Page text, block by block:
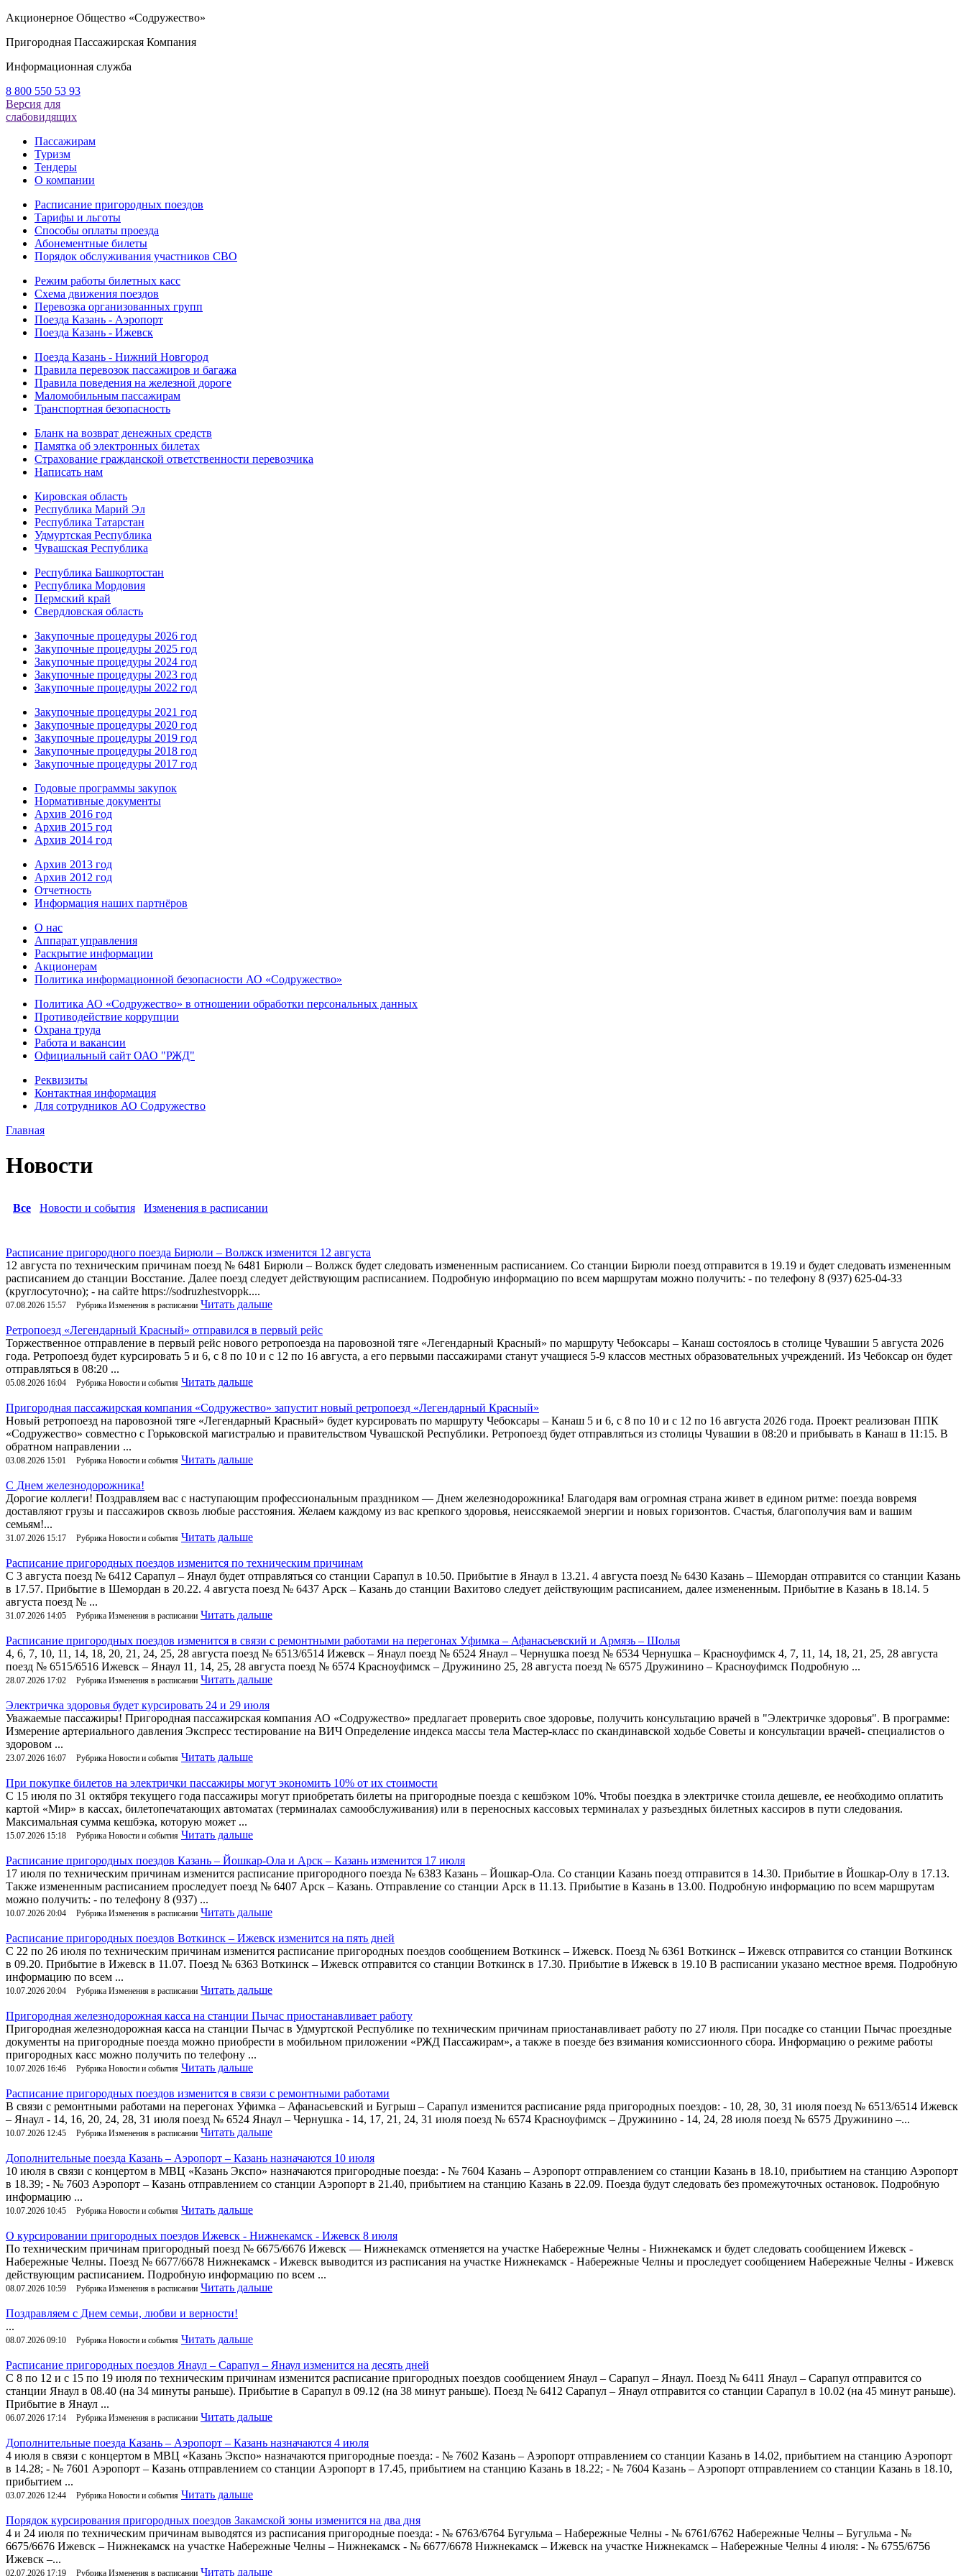
Акционерное Общество «Содружество»
Пригородная Пассажирская Компания
Информационная служба
8 800 550 53 93
Версия для
слабовидящих
Пассажирам
Туризм
Тендеры
О компании
Расписание пригородных поездов
Тарифы и льготы
Способы оплаты проезда
Абонементные билеты
Порядок обслуживания участников СВО
Режим работы билетных касс
Схема движения поездов
Перевозка организованных групп
Поезда Казань - Аэропорт
Поезда Казань - Ижевск
Поезда Казань - Нижний Новгород
Правила перевозок пассажиров и багажа
Правила поведения на железной дороге
Маломобильным пассажирам
Транспортная безопасность
Бланк на возврат денежных средств
Памятка об электронных билетах
Страхование гражданской ответственности перевозчика
Написать нам
Кировская область
Республика Марий Эл
Республика Татарстан
Удмуртская Республика
Чувашская Республика
Республика Башкортостан
Республика Мордовия
Пермский край
Свердловская область
Закупочные процедуры 2026 год
Закупочные процедуры 2025 год
Закупочные процедуры 2024 год
Закупочные процедуры 2023 год
Закупочные процедуры 2022 год
Закупочные процедуры 2021 год
Закупочные процедуры 2020 год
Закупочные процедуры 2019 год
Закупочные процедуры 2018 год
Закупочные процедуры 2017 год
Годовые программы закупок
Нормативные документы
Архив 2016 год
Архив 2015 год
Архив 2014 год
Архив 2013 год
Архив 2012 год
Отчетность
Информация наших партнёров
О нас
Аппарат управления
Раскрытие информации
Акционерам
Политика информационной безопасности АО «Содружество»
Политика АО «Содружество» в отношении обработки персональных данных
Противодействие коррупции
Охрана труда
Работа и вакансии
Официальный сайт ОАО "РЖД"
Реквизиты
Контактная информация
Для сотрудников АО Содружество
Главная
Новости
Все Новости и события Изменения в расписании
Расписание пригородного поезда Бирюли – Волжск изменится 12 августа
12 августа по техническим причинам поезд № 6481 Бирюли – Волжск будет следовать измененным расписанием. Со станции Бирюли поезд отправится в 19.19 и будет следовать измененным
расписанием до станции Восстание. Далее поезд следует действующим расписанием. Подробную информацию по всем маршрутам можно получить: - по телефону 8 (937) 625-04-33
(круглосуточно); - на сайте https://sodruzhestvoppk....
07.08.2026 15:57 Рубрика Изменения в расписании Читать дальше
Ретропоезд «Легендарный Красный» отправился в первый рейс
Торжественное отправление в первый рейс нового ретропоезда на паровозной тяге «Легендарный Красный» по маршруту Чебоксары – Канаш состоялось в столице Чувашии 5 августа 2026
года. Ретропоезд будет курсировать 5 и 6, с 8 по 10 и с 12 по 16 августа, а его первыми пассажирами станут учащиеся 5-9 классов местных образовательных учреждений. Из Чебоксар он будет
отправляться в 08:20 ...
05.08.2026 16:04 Рубрика Новости и события Читать дальше
Пригородная пассажирская компания «Содружество» запустит новый ретропоезд «Легендарный Красный»
Новый ретропоезд на паровозной тяге «Легендарный Красный» будет курсировать по маршруту Чебоксары – Канаш 5 и 6, с 8 по 10 и с 12 по 16 августа 2026 года. Проект реализован ППК
«Содружество» совместно с Горьковской магистралью и правительством Чувашской Республики. Ретропоезд будет отправляться из столицы Чувашии в 08:20 и прибывать в Канаш в 11:15. В
обратном направлении ...
03.08.2026 15:01 Рубрика Новости и события Читать дальше
С Днем железнодорожника!
Дорогие коллеги! Поздравляем вас с наступающим профессиональным праздником — Днем железнодорожника! Благодаря вам огромная страна живет в едином ритме: поезда вовремя
доставляют грузы и пассажиров сквозь любые расстояния. Желаем каждому из вас крепкого здоровья, неиссякаемой энергии и новых горизонтов. Счастья, благополучия вам и вашим
семьям!...
31.07.2026 15:17 Рубрика Новости и события Читать дальше
Расписание пригородных поездов изменится по техническим причинам
C 3 августа поезд № 6412 Сарапул – Янаул будет отправляться со станции Сарапул в 10.50. Прибытие в Янаул в 13.21. 4 августа поезд № 6430 Казань – Шемордан отправится со станции Казань
в 17.57. Прибытие в Шемордан в 20.22. 4 августа поезд № 6437 Арск – Казань до станции Вахитово следует действующим расписанием, далее измененным. Прибытие в Казань в 18.14. 5
августа поезд № ...
31.07.2026 14:05 Рубрика Изменения в расписании Читать дальше
Расписание пригородных поездов изменится в связи с ремонтными работами на перегонах Уфимка – Афанасьевский и Армязь – Шолья
4, 6, 7, 10, 11, 14, 18, 20, 21, 24, 25, 28 августа поезд № 6513/6514 Ижевск – Янаул поезд № 6524 Янаул – Чернушка поезд № 6534 Чернушка – Красноуфимск 4, 7, 11, 14, 18, 21, 25, 28 августа
поезд № 6515/6516 Ижевск – Янаул 11, 14, 25, 28 августа поезд № 6574 Красноуфимск – Дружинино 25, 28 августа поезд № 6575 Дружинино – Красноуфимск Подробную ...
28.07.2026 17:02 Рубрика Изменения в расписании Читать дальше
Электричка здоровья будет курсировать 24 и 29 июля
Уважаемые пассажиры! Пригородная пассажирская компания АО «Содружество» предлагает проверить свое здоровье, получить консультацию врачей в "Электричке здоровья". В программе:
Измерение артериального давления Экспресс тестирование на ВИЧ Определение индекса массы тела Мастер-класс по скандинавской ходьбе Советы и консультации врачей- специалистов о
здоровом ...
23.07.2026 16:07 Рубрика Новости и события Читать дальше
При покупке билетов на электрички пассажиры могут экономить 10% от их стоимости
С 15 июля по 31 октября текущего года пассажиры могут приобретать билеты на пригородные поезда с кешбэком 10%. Чтобы поездка в электричке стоила дешевле, ее необходимо оплатить
картой «Мир» в кассах, билетопечатающих автоматах (терминалах самообслуживания) или в переносных кассовых терминалах у разъездных билетных кассиров в пути следования.
Максимальная сумма кешбэка, которую может ...
15.07.2026 15:18 Рубрика Новости и события Читать дальше
Расписание пригородных поездов Казань – Йошкар-Ола и Арск – Казань изменится 17 июля
17 июля по техническим причинам изменится расписание пригородного поезда № 6383 Казань – Йошкар-Ола. Со станции Казань поезд отправится в 14.30. Прибытие в Йошкар-Олу в 17.13.
Также измененным расписанием проследует поезд № 6407 Арск – Казань. Отправление со станции Арск в 11.13. Прибытие в Казань в 13.00. Подробную информацию по всем маршрутам
можно получить: - по телефону 8 (937) ...
10.07.2026 20:04 Рубрика Изменения в расписании Читать дальше
Расписание пригородных поездов Воткинск – Ижевск изменится на пять дней
С 22 по 26 июля по техническим причинам изменится расписание пригородных поездов сообщением Воткинск – Ижевск. Поезд № 6361 Воткинск – Ижевск отправится со станции Воткинск
в 09.20. Прибытие в Ижевск в 11.07. Поезд № 6363 Воткинск – Ижевск отправится со станции Воткинск в 17.30. Прибытие в Ижевск в 19.10 В расписании указано местное время. Подробную
информацию по всем ...
10.07.2026 20:04 Рубрика Изменения в расписании Читать дальше
Пригородная железнодорожная касса на станции Пычас приостанавливает работу
Пригородная железнодорожная касса на станции Пычас в Удмуртской Республике по техническим причинам приостанавливает работу по 27 июля. При посадке со станции Пычас проездные
документы на пригородные поезда можно приобрести в мобильном приложении «РЖД Пассажирам», а также в поезде без взимания комиссионного сбора. Информацию о режиме работы
пригородных касс можно получить по телефону ...
10.07.2026 16:46 Рубрика Новости и события Читать дальше
Расписание пригородных поездов изменится в связи с ремонтными работами
В связи с ремонтными работами на перегонах Уфимка – Афанасьевский и Бугрыш – Сарапул изменится расписание ряда пригородных поездов: - 10, 28, 30, 31 июля поезд № 6513/6514 Ижевск
– Янаул - 14, 16, 20, 24, 28, 31 июля поезд № 6524 Янаул – Чернушка - 14, 17, 21, 24, 31 июля поезд № 6574 Красноуфимск – Дружинино - 14, 24, 28 июля поезд № 6575 Дружинино –...
10.07.2026 12:45 Рубрика Изменения в расписании Читать дальше
Дополнительные поезда Казань – Аэропорт – Казань назначаются 10 июля
10 июля в связи с концертом в МВЦ «Казань Экспо» назначаются пригородные поезда: - № 7604 Казань – Аэропорт отправлением со станции Казань в 18.10, прибытием на станцию Аэропорт
в 18.39; - № 7603 Аэропорт – Казань отправлением со станции Аэропорт в 21.40, прибытием на станцию Казань в 22.09. Поезда будут следовать без промежуточных остановок. Подробную
информацию ...
10.07.2026 10:45 Рубрика Новости и события Читать дальше
О курсировании пригородных поездов Ижевск - Нижнекамск - Ижевск 8 июля
По техническим причинам пригородный поезд № 6675/6676 Ижевск — Нижнекамск отменяется на участке Набережные Челны - Нижнекамск и будет следовать сообщением Ижевск -
Набережные Челны. Поезд № 6677/6678 Нижнекамск - Ижевск выводится из расписания на участке Нижнекамск - Набережные Челны и проследует сообщением Набережные Челны - Ижевск
действующим расписанием. Подробную информацию по всем ...
08.07.2026 10:59 Рубрика Изменения в расписании Читать дальше
Поздравляем с Днем семьи, любви и верности!
...
08.07.2026 09:10 Рубрика Новости и события Читать дальше
Расписание пригородных поездов Янаул – Сарапул – Янаул изменится на десять дней
С 8 по 12 и с 15 по 19 июля по техническим причинам изменится расписание пригородных поездов сообщением Янаул – Сарапул – Янаул. Поезд № 6411 Янаул – Сарапул отправится со
станции Янаул в 08.40 (на 34 минуты раньше). Прибытие в Сарапул в 09.12 (на 38 минут раньше). Поезд № 6412 Сарапул – Янаул отправится со станции Сарапул в 10.02 (на 45 минут раньше).
Прибытие в Янаул ...
06.07.2026 17:14 Рубрика Изменения в расписании Читать дальше
Дополнительные поезда Казань – Аэропорт – Казань назначаются 4 июля
4 июля в связи с концертом в МВЦ «Казань Экспо» назначаются пригородные поезда: - № 7602 Казань – Аэропорт отправлением со станции Казань в 14.02, прибытием на станцию Аэропорт
в 14.28; - № 7601 Аэропорт – Казань отправлением со станции Аэропорт в 17.45, прибытием на станцию Казань в 18.22; - № 7604 Казань – Аэропорт отправлением со станции Казань в 18.10,
прибытием ...
03.07.2026 12:44 Рубрика Новости и события Читать дальше
Порядок курсирования пригородных поездов Закамской зоны изменится на два дня
4 и 24 июля по техническим причинам выводятся из расписания пригородные поезда: - № 6763/6764 Бугульма – Набережные Челны - № 6761/6762 Набережные Челны – Бугульма - №
6675/6676 Ижевск – Нижнекамск на участке Набережные Челны – Нижнекамск - № 6677/6678 Нижнекамск – Ижевск на участке Нижнекамск – Набережные Челны 4 июля: - № 6755/6756
Ижевск –...
02.07.2026 17:19 Рубрика Изменения в расписании Читать дальше